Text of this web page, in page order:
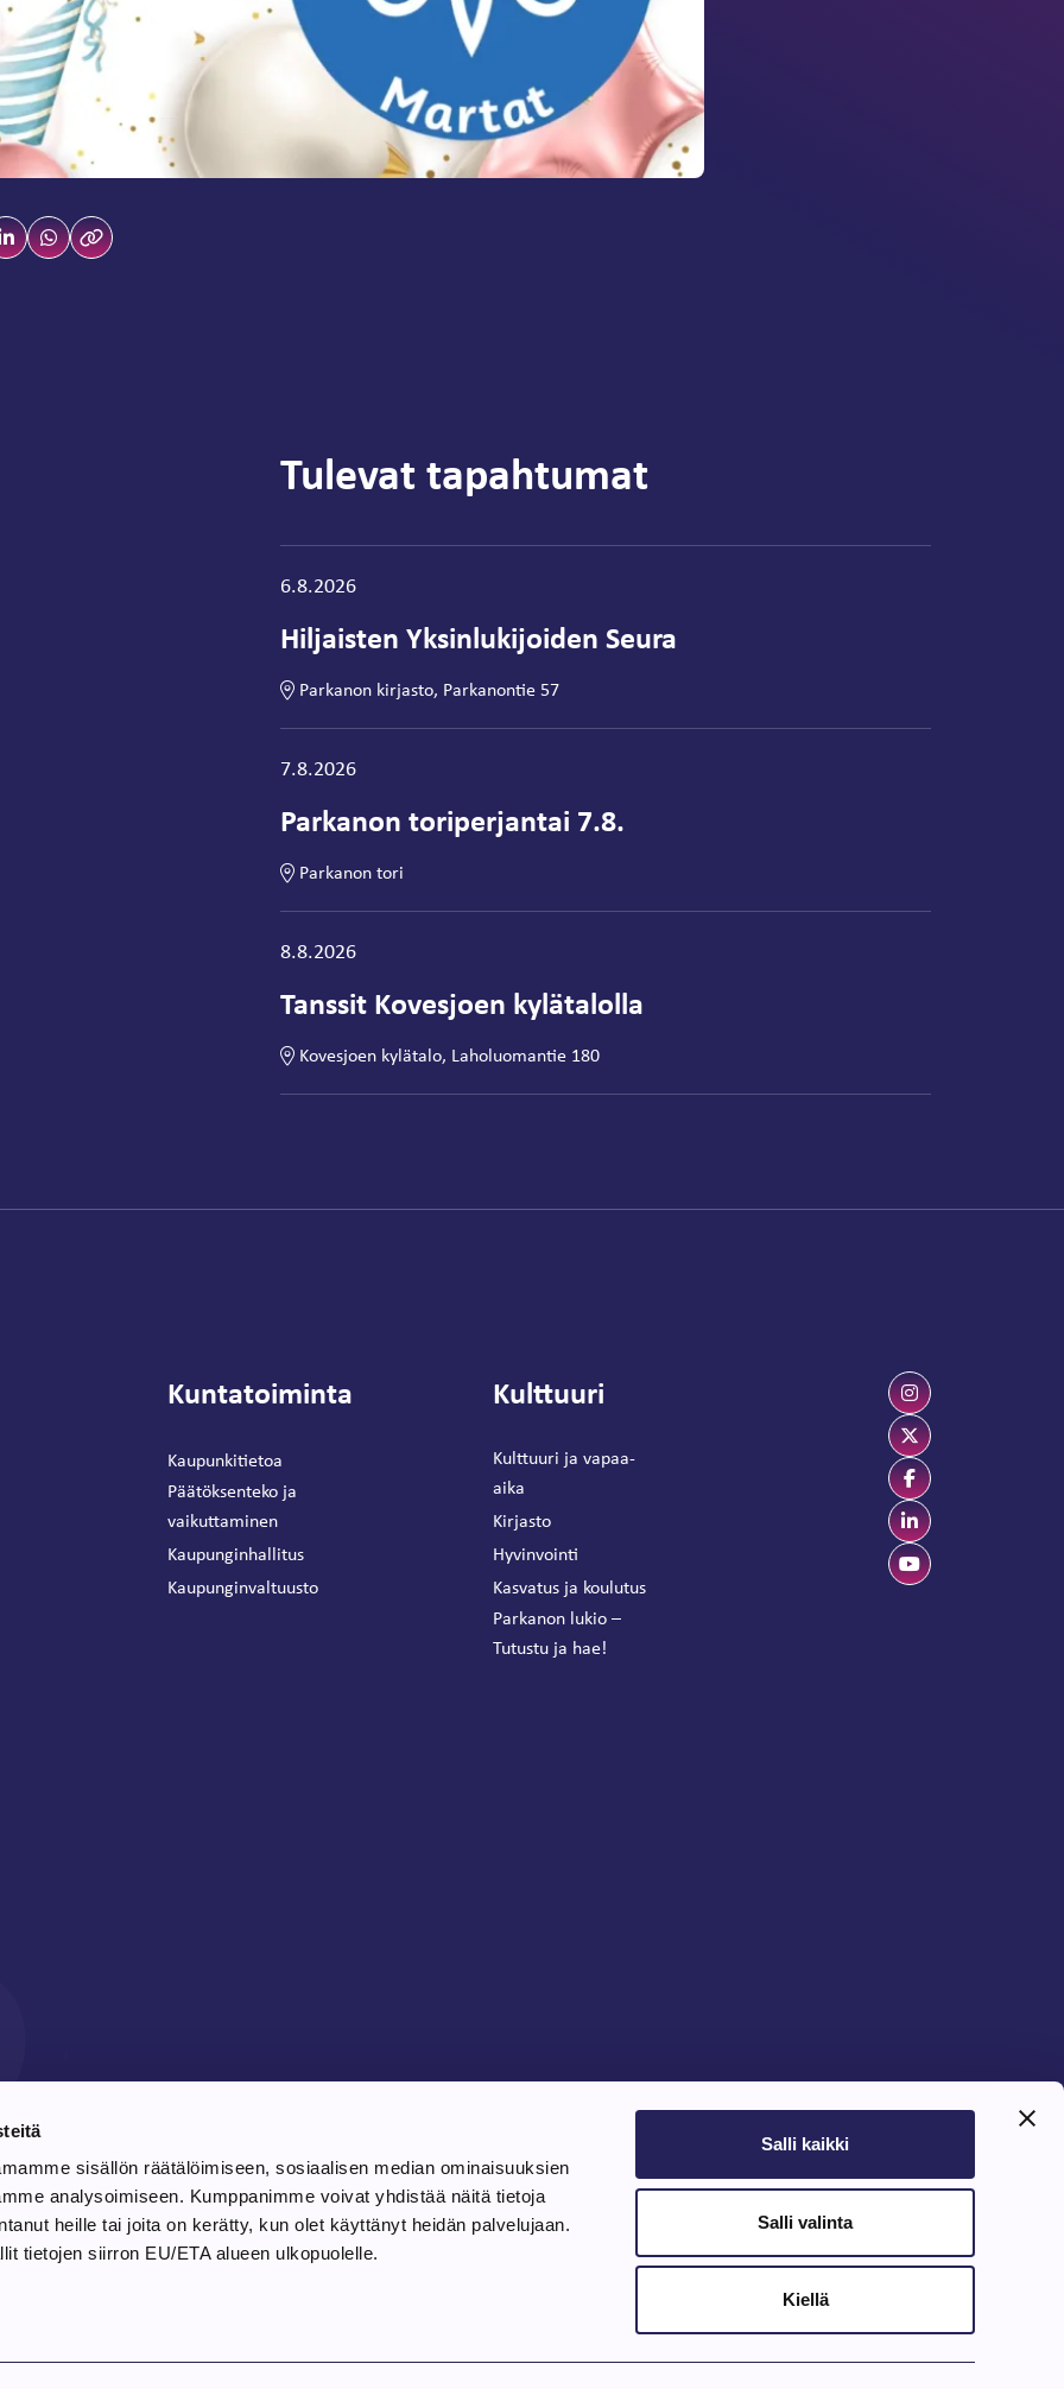
sisällön räätälöimiseen, sosiaalisen median ominaisuuksien
analysoimiseen. Kumppanimme voivat yhdistää näitä tietoja
heille tai joita on kerätty, kun olet käyttänyt heidän palvelujaan.
tietojen siirron EU/ETA alueen ulkopuolelle.
Salli kaikki
Salli valinta
Kiellä
Tulevat tapahtumat
Tapahtuma alkaa:
6.8.2026
Hiljaisten Yksinlukijoiden Seura
Parkanon kirjasto, Parkanontie 57
Tapahtuma alkaa:
7.8.2026
Parkanon toriperjantai 7.8.
Parkanon tori
Tapahtuma alkaa:
8.8.2026
Tanssit Kovesjoen kylätalolla
Kovesjoen kylätalo, Laholuomantie 180
Kuntatoiminta
Kaupunkitietoa
Päätöksenteko ja
vaikuttaminen
Kaupunginhallitus
Kaupunginvaltuusto
Kulttuuri
Kulttuuri ja vapaa-
aika
Kirjasto
Hyvinvointi
Kasvatus ja koulutus
Parkanon lukio –
Tutustu ja hae!